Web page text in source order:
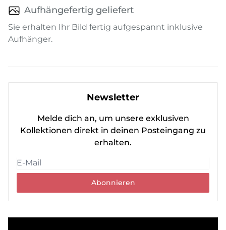
Aufhängefertig geliefert
Sie erhalten Ihr Bild fertig aufgespannt inklusive
Aufhänger.
Newsletter
Melde dich an, um unsere exklusiven
Kollektionen direkt in deinen Posteingang zu
erhalten.
Abonnieren